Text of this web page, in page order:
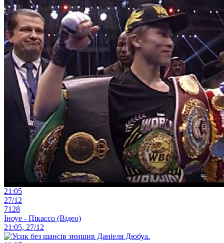
21:05
27/12
7128
Іноуе - Пікассо (Відео)
21:05, 27/12